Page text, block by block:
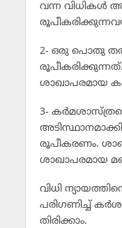
വന്ന വിധികള്‍
2- ഒരു പൊതു
ശാഖാപരമായ
3-
രൂപീകരണം.
ശാഖാപരമായ
വിധി
പരിഗണിച്ച്
തിരിക്കാം.